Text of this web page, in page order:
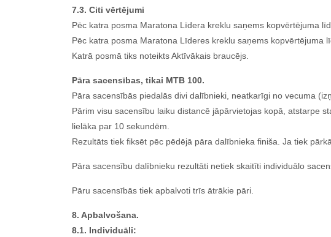
7.3. Citi vērtējumi
Pēc katra posma Maratona Līdera kreklu saņems kopvērtējuma
Pēc katra posma Maratona Līderes kreklu saņems kopvērtējuma
Katrā posmā tiks noteikts Aktīvākais braucējs.
Pāra sacensības, tikai MTB 100.
Pāra sacensībās piedalās divi dalībnieki, neatkarīgi no vecuma
Pārim visu sacensību laiku distancē jāpārvietojas kopā, atstarpe
lielāka par 10 sekundēm.
Rezultāts tiek fiksēt pēc pēdējā pāra dalībnieka finiša. Ja tiek
Pāra sacensību dalībnieku rezultāti netiek skaitīti individuālo
Pāru sacensībās tiek apbalvoti trīs ātrākie pāri.
8. Apbalvošana.
8.1. Individuāli: